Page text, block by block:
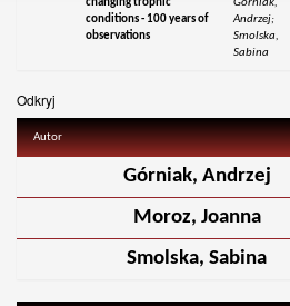
changing trophic
conditions - 100 years of
observations
Górniak,
Andrzej;
Smolska,
Sabina
Odkryj
Autor
Górniak, Andrzej
Moroz, Joanna
Smolska, Sabina